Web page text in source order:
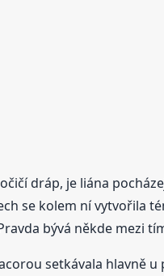
dráp, je liána
se kolem ní vytvořila
bývá někde mezi
setkávala hlavně